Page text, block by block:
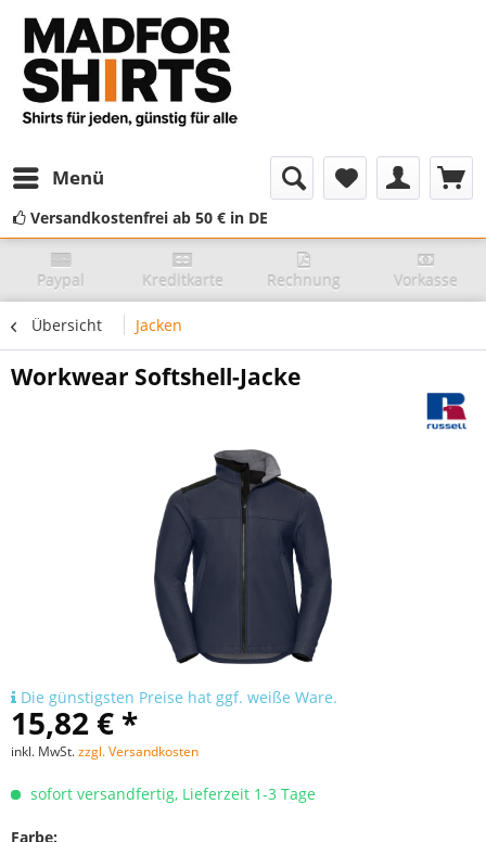
Menü
Versandkostenfrei ab 50 € in DE
Paypal Kreditkarte Rechnung Vorkasse
Übersicht Jacken
Workwear Softshell-Jacke
Die günstigsten Preise hat ggf. weiße Ware.
15,82 € *
inkl. MwSt.zzgl. Versandkosten
sofort versandfertig, Lieferzeit 1-3 Tage
Farbe: